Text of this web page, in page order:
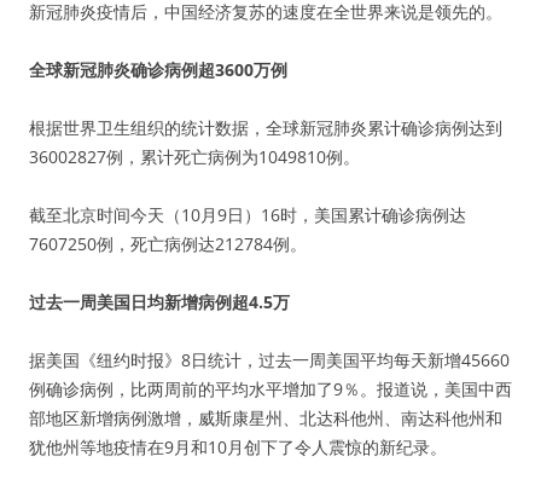
新冠肺炎疫情后，中国经济复苏的速度在全世界来说是领先的。
全球新冠肺炎确诊病例超3600万例
根据世界卫生组织的统计数据，全球新冠肺炎累计确诊病例达到
36002827例，累计死亡病例为1049810例。
截至北京时间今天（10月9日）16时，美国累计确诊病例达
7607250例，死亡病例达212784例。
过去一周美国日均新增病例超4.5万
据美国《纽约时报》8日统计，过去一周美国平均每天新增45660
例确诊病例，比两周前的平均水平增加了9％。报道说，美国中西
部地区新增病例激增，威斯康星州、北达科他州、南达科他州和
犹他州等地疫情在9月和10月创下了令人震惊的新纪录。